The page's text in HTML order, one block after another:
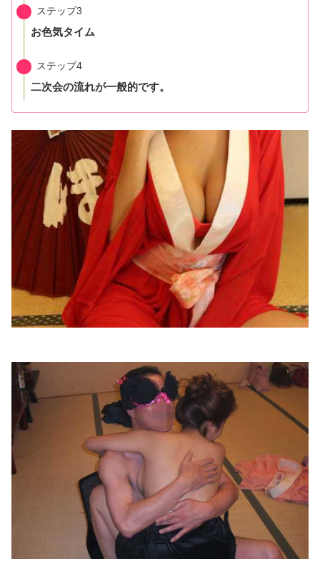
ステップ3
お色気タイム
ステップ4
二次会の流れが一般的です。